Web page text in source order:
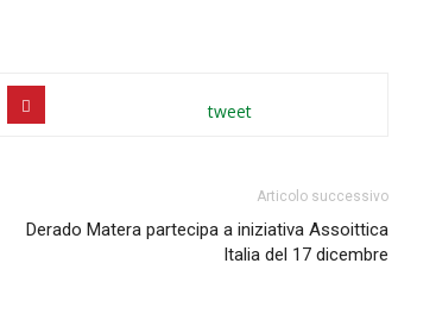
tweet
Articolo successivo
Derado Matera partecipa a iniziativa Assoittica
Italia del 17 dicembre